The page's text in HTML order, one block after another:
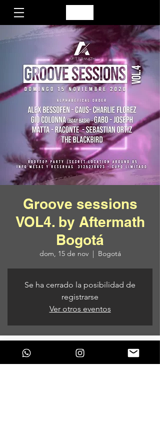
Groove sessions
VOL4. by Aftermath
Bogotá
dom, 15 de nov
  |
Bogotá
Se ha cerrado la posibilidad de
registrarse
Ver otros eventos
Horario y ubicación